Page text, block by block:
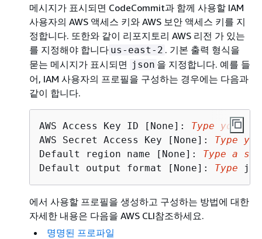
메시지가 표시되면 CodeCommit과 함께 사용할 IAM
사용자의 AWS 액세스 키와 AWS 보안 액세스 키를 지
정합니다. 또한와 같이 리포지토리 AWS 리전 가 있는
를 지정해야 합니다 us-east-2 . 기본 출력 형식을
묻는 메시지가 표시되면 json 을 지정합니다. 예를 들
어, IAM 사용자의 프로필을 구성하는 경우에는 다음과
같이 합니다.
AWS Access Key ID [None]: Type your
AWS Secret Access Key [None]: Type
Default region name [None]: Type a
Default output format [None]: Type
에서 사용할 프로필을 생성하고 구성하는 방법에 대한
자세한 내용은 다음을 AWS CLI참조하세요.
명명된 프로파일